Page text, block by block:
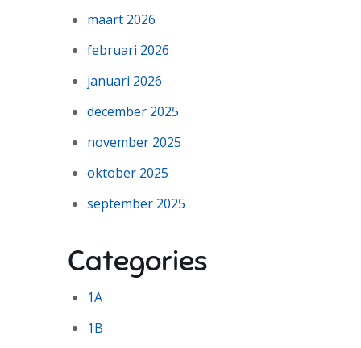
maart 2026
februari 2026
januari 2026
december 2025
november 2025
oktober 2025
september 2025
Categories
1A
1B